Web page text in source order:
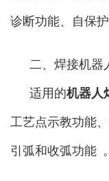
诊断功能、自保
二、焊接机
适用的机器人
工艺点示教功能
引弧和收弧功能 。